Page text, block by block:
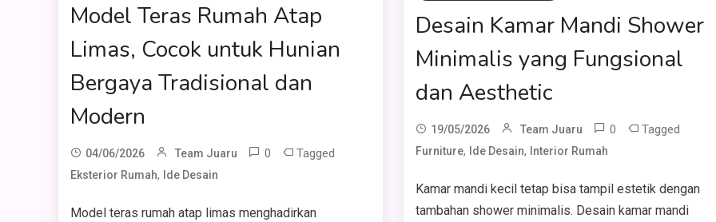
Model Teras Rumah Atap
Limas, Cocok untuk Hunian
Bergaya Tradisional dan
Modern
04/06/2026 Team Juaru 0 Tagged
Eksterior Rumah, Ide Desain
Model teras rumah atap limas menghadirkan
Desain Kamar Mandi Shower
Minimalis yang Fungsional
dan Aesthetic
19/05/2026 Team Juaru 0 Tagged
Furniture, Ide Desain, Interior Rumah
Kamar mandi kecil tetap bisa tampil estetik dengan
tambahan shower minimalis. Desain kamar mandi